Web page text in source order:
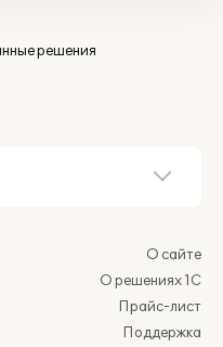
решения
О сайте
О решениях 1С
Прайс-лист
Поддержка